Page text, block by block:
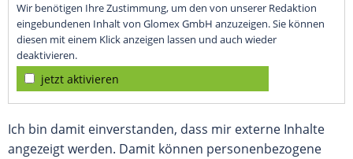
Wir benötigen Ihre Zustimmung, um den von unserer Redaktion
eingebundenen Inhalt von Glomex GmbH anzuzeigen. Sie können
diesen mit einem Klick anzeigen lassen und auch wieder
deaktivieren.
jetzt aktivieren
Ich bin damit einverstanden, dass mir externe Inhalte
angezeigt werden. Damit können personenbezogene